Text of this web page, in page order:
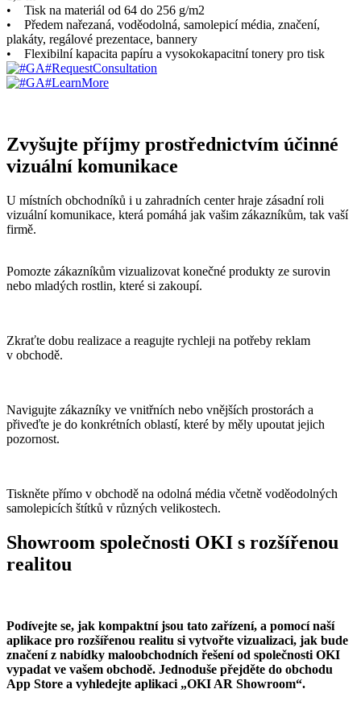
• Tisk na materiál od 64 do 256 g/m2
• Předem nařezaná, voděodolná, samolepicí média, značení,
plakáty, regálové prezentace, bannery
• Flexibilní kapacita papíru a vysokokapacitní tonery pro tisk
Zvyšujte příjmy prostřednictvím účinné
vizuální komunikace
U místních obchodníků i u zahradních center hraje zásadní roli
vizuální komunikace, která pomáhá jak vašim zákazníkům, tak vaší
firmě.
Pomozte zákazníkům vizualizovat konečné produkty ze surovin
nebo mladých rostlin, které si zakoupí.
Zkraťte dobu realizace a reagujte rychleji na potřeby reklam
v obchodě.
Navigujte zákazníky ve vnitřních nebo vnějších prostorách a
přiveďte je do konkrétních oblastí, které by měly upoutat jejich
pozornost.
Tiskněte přímo v obchodě na odolná média včetně voděodolných
samolepicích štítků v různých velikostech.
Showroom společnosti OKI s rozšířenou
realitou
Podívejte se, jak kompaktní jsou tato zařízení, a pomocí naší
aplikace pro rozšířenou realitu si vytvořte vizualizaci, jak bude
značení z nabídky maloobchodních řešení od společnosti OKI
vypadat ve vašem obchodě. Jednoduše přejděte do obchodu
App Store a vyhledejte aplikaci „OKI AR Showroom“.